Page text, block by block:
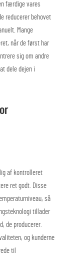
færdige vares
reducerer behovet
Mange
når de først har
sig om andre
dele dejen i
af kontrolleret
ret godt. Disse
så
tillader
de producerer.
og kunderne
til